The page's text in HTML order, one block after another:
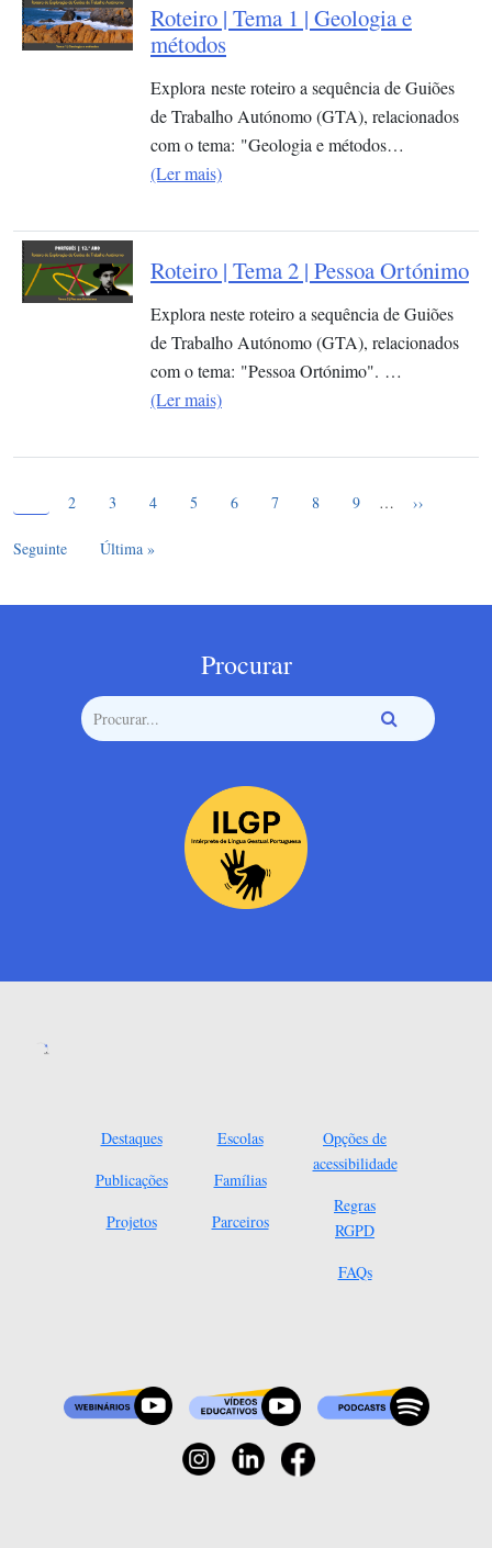
Roteiro | Tema 1 | Geologia e
métodos
Explora neste roteiro a sequência de Guiões
de Trabalho Autónomo (GTA), relacionados
com o tema: "Geologia e métodos…
(Ler mais)
Roteiro | Tema 2 | Pessoa Ortónimo
Explora neste roteiro a sequência de Guiões
de Trabalho Autónomo (GTA), relacionados
com o tema: "Pessoa Ortónimo". …
(Ler mais)
Page
2 Page
3 Page
4 Page
5 Page
6 Page
7 Page
8 Page
9 … Próxima
››
Seguinte Última página
Última »
Procurar
Destaques
Publicações
Projetos
Escolas
Famílias
Parceiros
Opções de
acessibilidade
Regras
RGPD
FAQs